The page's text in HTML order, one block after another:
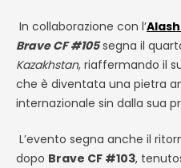
In collaborazione con l’
Brave CF #105segna il
Kazakhstan, riaffermando il
che è diventata una pietra
internazionale sin dalla sua
L’evento segna anche il
dopo Brave CF #103,